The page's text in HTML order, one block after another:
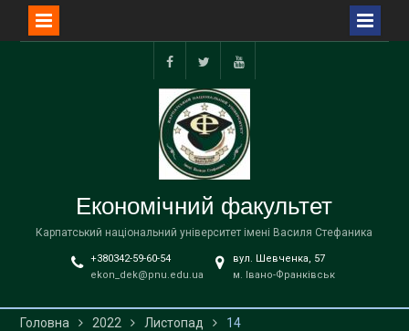
facebooktwitter YouTube
Економічний факультет
Карпатський національний університет імені Василя Стефаника
+380342-59-60-54
ekon_dek@pnu.edu.ua
вул. Шевченка, 57
м. Івано-Франківськ
Головна 2022 Листопад 14